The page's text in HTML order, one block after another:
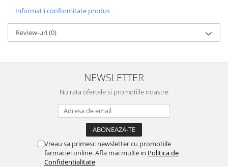
Informatii conformitate produs
Review-uri(0)
NEWSLETTER
Nu rata ofertele si promotiile noastre
Vreau sa primesc newsletter cu promotiile
farmaciei online. Afla mai multe in Politica de
Confidentialitate